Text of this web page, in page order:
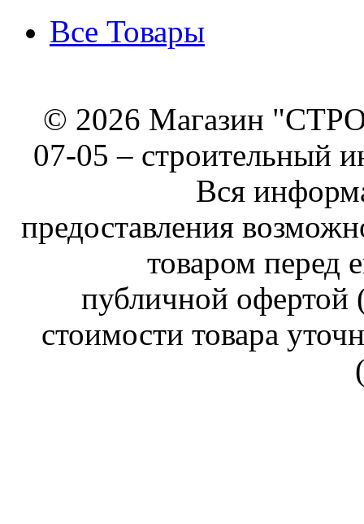
Все Товары
© 2026 Магазин
07-05 – строительный
Вся
предоставления
товаром перед
публичной
стоимости товара